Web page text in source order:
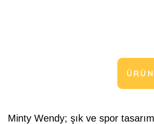
Minty Wendy; şık ve spor